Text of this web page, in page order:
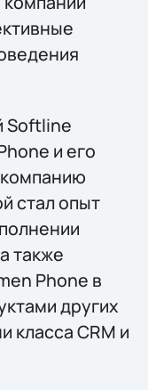
Softline
и его
стал опыт
также
Phone в
других
класса CRM и